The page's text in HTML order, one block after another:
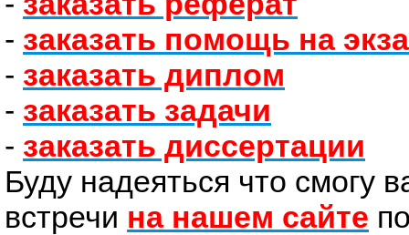
- заказать помощь на
- заказать диплом
- заказать задачи
- заказать диссертации
Буду надеяться что смогу
встречи на нашем сайте